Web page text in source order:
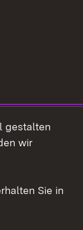
gestalten
wir
Sie in